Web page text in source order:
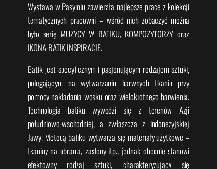
Wystawa w Pasymiu zawierała najlepsze prace z kolekcji
tematycznych pracowni – wśród nich zobaczyć można
było serię MUZYCY W BATIKU, KOMPOZYTORZY oraz
IKONA-BATIK INSPIRACJE.
Batik jest specyficznym i pasjonującym rodzajem sztuki,
polegającym na wytwarzaniu barwnych tkanin przy
pomocy nakładania wosku oraz wielokrotnego barwienia.
Technologia batiku wywodzi się z terenów Azji
południowo-wschodniej, a zwłaszcza z indonezyjskiej
Jawy. Metodą batiku wytwarza się materiały użytkowe –
tkaniny na ubrania, zasłony itp., jednak obecnie stanowi
efektowny rodzaj sztuki, charakteryzujący się